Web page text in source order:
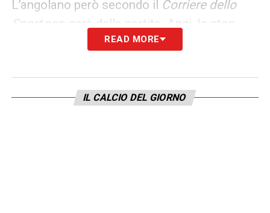
L’angolano però secondo il Corriere dello
Sportnon sarà della partita. Anzi, lo stop
dell’attaccante sarà di tre o quattro
meno di uno dei suoi giocatori più
rappresentativi, unico nelle sue
READ MORE
IL CALCIO DEL GIORNO